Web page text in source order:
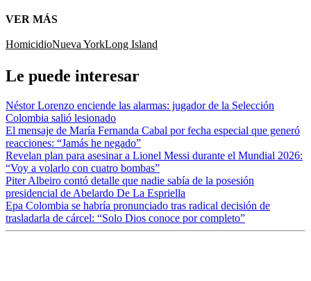
VER MÁS
HomicidioNueva YorkLong Island
Le puede interesar
Néstor Lorenzo enciende las alarmas: jugador de la Selección
Colombia salió lesionado
El mensaje de María Fernanda Cabal por fecha especial que generó
reacciones: “Jamás he negado”
Revelan plan para asesinar a Lionel Messi durante el Mundial 2026:
“Voy a volarlo con cuatro bombas”
Piter Albeiro contó detalle que nadie sabía de la posesión
presidencial de Abelardo De La Espriella
Epa Colombia se habría pronunciado tras radical decisión de
trasladarla de cárcel: “Solo Dios conoce por completo”